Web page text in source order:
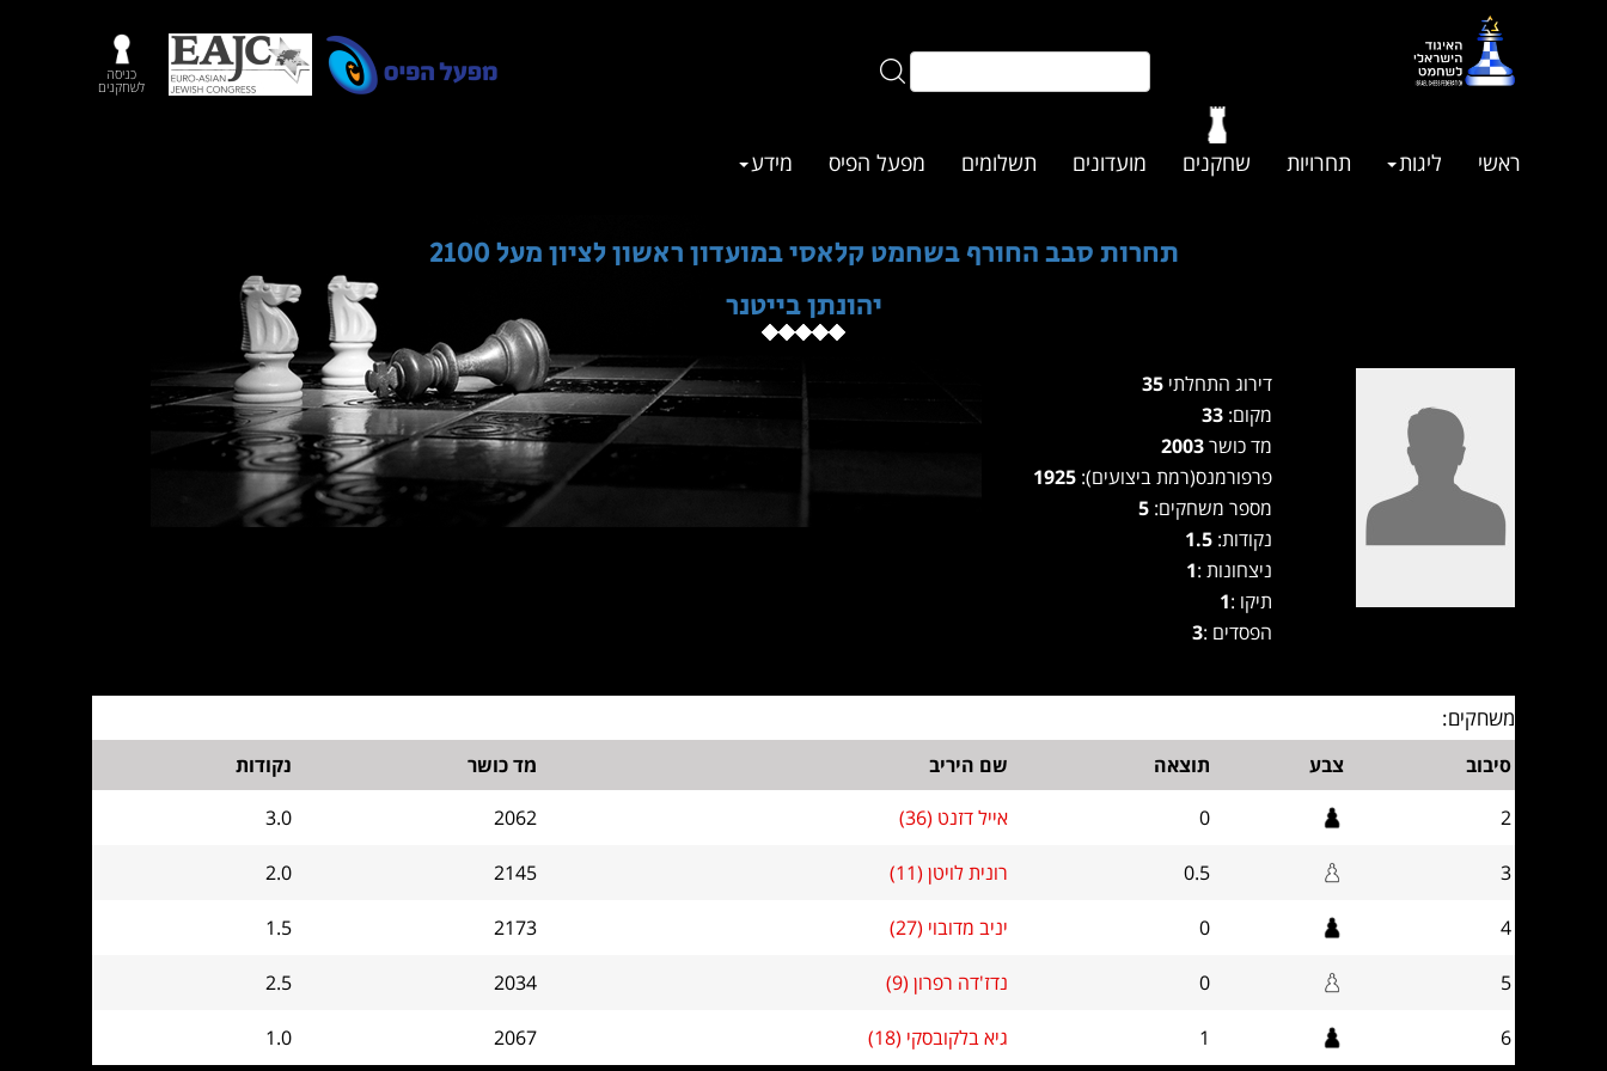
כניסה
לשחקנים
ראשי ליגות תחרויות שחקנים מועדונים תשלומים מפעל הפיס מידע
תחרות סבב החורף בשחמט קלאסי במועדון ראשון לציון מעל 2100
יהונתן בייטנר
דירוג התחלתי 35
מקום: 33
מד כושר2003
פרפורמנס(רמת ביצועים): 1925
מספר משחקים: 5
נקודות:1.5
ניצחונות :1
תיקו :1
הפסדים :3
משחקים:
סיבוב צבע תוצאה שם היריב מד כושר
נקודות
2
0 אייל דזנט (36) 2062
3.0
3
0.5 רונית לויטן (11) 2145
2.0
4
0 יניב מדובוי (27) 2173
1.5
5
0 נדז'דה רפרון (9) 2034
2.5
6
1 גיא בלקובסקי (18) 2067
1.0